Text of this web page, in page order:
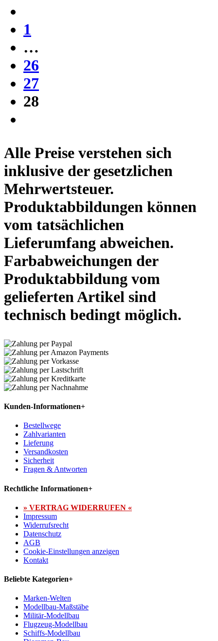
1
…
26
27
28
Alle Preise verstehen sich
inklusive der gesetzlichen
Mehrwertsteuer.
Produktabbildungen können
vom tatsächlichen
Lieferumfang abweichen.
Farbabweichungen der
Produktabbildung vom
gelieferten Artikel sind
technisch bedingt möglich.
Kunden-Informationen+
Bestellwege
Zahlvarianten
Lieferung
Versandkosten
Sicherheit
Fragen & Antworten
Rechtliche Informationen+
» VERTRAG WIDERRUFEN «
Impressum
Widerrufsrecht
Datenschutz
AGB
Cookie-Einstellungen anzeigen
Kontakt
Beliebte Kategorien+
Marken-Welten
Modellbau-Maßstäbe
Militär-Modellbau
Flugzeug-Modellbau
Schiffs-Modellbau